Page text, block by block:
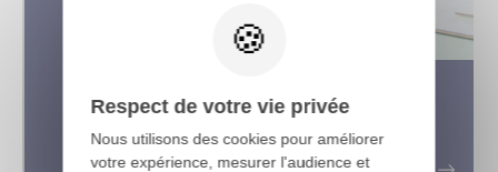
Pose de parquet contrecollé :
flottante ou collée ? Les secrets
d’une pose réussie
Respect de votre vie privée
Nous utilisons des cookies pour améliorer
votre expérience, mesurer l'audience et